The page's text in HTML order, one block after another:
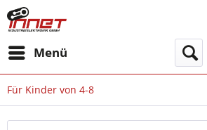
Menü
Für Kinder von 4-8